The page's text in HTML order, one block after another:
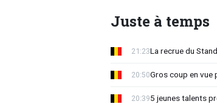
Juste à temps
La recrue du
21:23
Gros coup en vue
20:50
5 jeunes talents
20:39